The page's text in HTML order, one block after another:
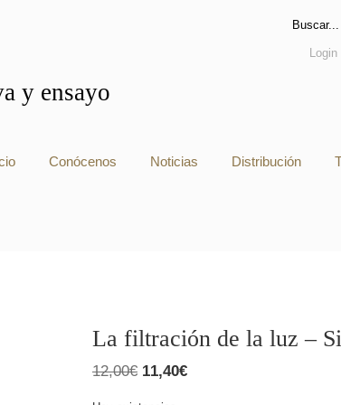
y ensayo
Login
Conócenos Noticias Distribución
La filtración de la luz –
12,00€ El
11,40€El